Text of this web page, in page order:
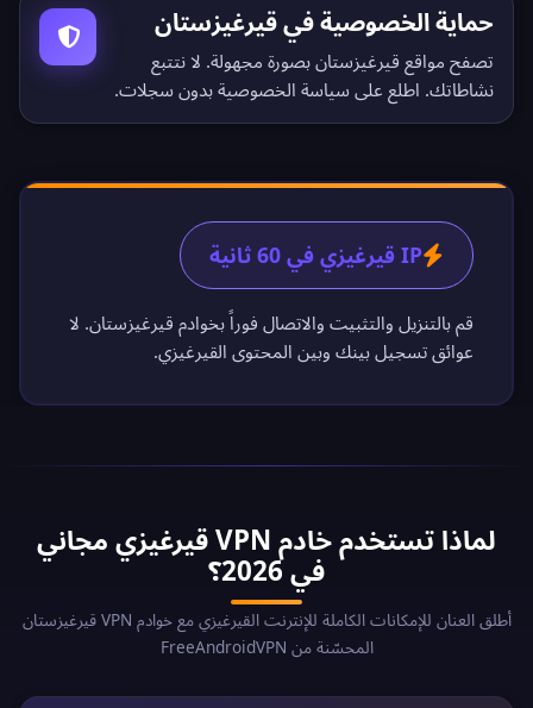
حماية الخصوصية في قيرغيزستان
تصفح مواقع قيرغيزستان بصورة مجهولة. لا نتتبع
نشاطاتك. اطلع على سياسة الخصوصية بدون سجلات.
IP قيرغيزي في 60 ثانية
قم بالتنزيل والتثبيت والاتصال فوراً بخوادم قيرغيزستان. لا
عوائق تسجيل بينك وبين المحتوى القيرغيزي.
لماذا تستخدم خادم VPN قيرغيزي مجاني
في 2026؟
أطلق العنان للإمكانات الكاملة للإنترنت القيرغيزي مع خوادم VPN قيرغيزستان
المحسّنة من FreeAndroidVPN